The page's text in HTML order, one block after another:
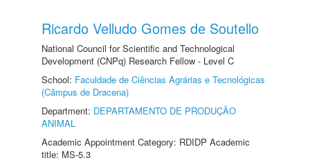
Ricardo Velludo Gomes de Soutello
National Council for Scientific and Technological
Development (CNPq) Research Fellow - Level C
School: Faculdade de Ciências Agrárias e Tecnológicas
(Câmpus de Dracena)
Department: DEPARTAMENTO DE PRODUÇÃO
ANIMAL
Academic Appointment Category: RDIDP Academic
title: MS-5.3